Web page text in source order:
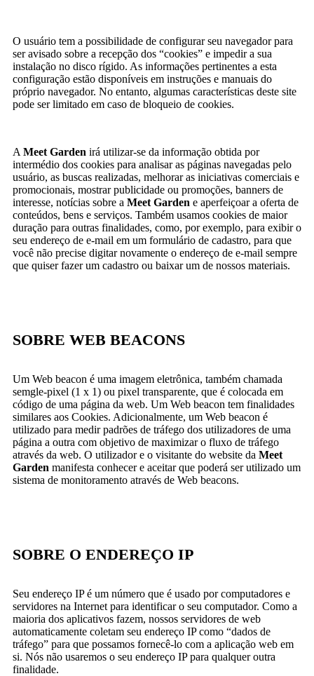
O usuário tem a possibilidade de configurar seu navegador para
ser avisado sobre a recepção dos “cookies” e impedir a sua
instalação no disco rígido. As informações pertinentes a esta
configuração estão disponíveis em instruções e manuais do
próprio navegador. No entanto, algumas características deste site
pode ser limitado em caso de bloqueio de cookies.
A Meet Garden irá utilizar-se da informação obtida por
intermédio dos cookies para analisar as páginas navegadas pelo
usuário, as buscas realizadas, melhorar as iniciativas comerciais e
promocionais, mostrar publicidade ou promoções, banners de
interesse, notícias sobre a Meet Garden e aperfeiçoar a oferta de
conteúdos, bens e serviços. Também usamos cookies de maior
duração para outras finalidades, como, por exemplo, para exibir o
seu endereço de e-mail em um formulário de cadastro, para que
você não precise digitar novamente o endereço de e-mail sempre
que quiser fazer um cadastro ou baixar um de nossos materiais.
SOBRE WEB BEACONS
Um Web beacon é uma imagem eletrônica, também chamada
semgle-pixel (1 x 1) ou pixel transparente, que é colocada em
código de uma página da web. Um Web beacon tem finalidades
similares aos Cookies. Adicionalmente, um Web beacon é
utilizado para medir padrões de tráfego dos utilizadores de uma
página a outra com objetivo de maximizar o fluxo de tráfego
através da web. O utilizador e o visitante do website da Meet
Garden manifesta conhecer e aceitar que poderá ser utilizado um
sistema de monitoramento através de Web beacons.
SOBRE O ENDEREÇO IP
Seu endereço IP é um número que é usado por computadores e
servidores na Internet para identificar o seu computador. Como a
maioria dos aplicativos fazem, nossos servidores de web
automaticamente coletam seu endereço IP como “dados de
tráfego” para que possamos fornecê-lo com a aplicação web em
si. Nós não usaremos o seu endereço IP para qualquer outra
finalidade.